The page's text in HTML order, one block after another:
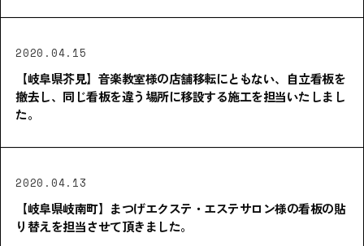
2020.04.15
【岐阜県芥見】音楽教室様の店舗移転にともない、自立看板を
撤去し、同じ看板を違う場所に移設する施工を担当いたしまし
た。
2020.04.13
【岐阜県岐南町】まつげエクステ・エステサロン様の看板の貼
り替えを担当させて頂きました。